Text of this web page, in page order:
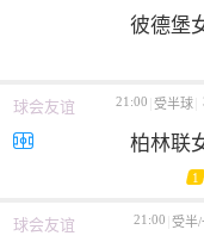
彼德堡
球会友谊 21:00 受半球
柏林联
1
球会友谊 21:00 受半/